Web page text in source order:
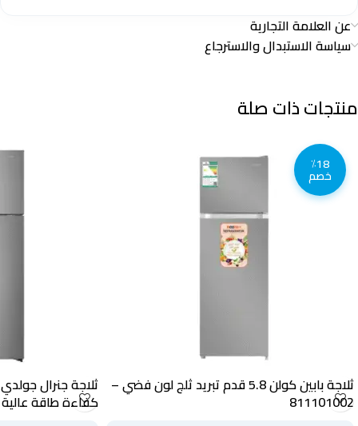
عن العلامة التجارية
سياسة الاستبدال والاسترجاع
منتجات ذات صلة
٪18
خصم
ثلاجة بابين كولن 5.8 قدم تبريد ثلج لون فضي –
811101002 كفاءة طاقة
GR528NF